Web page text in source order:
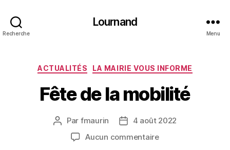
Recherche
Lournand
Menu
Catégories
ACTUALITÉS LA MAIRIE VOUS INFORME
Fête de la mobilité
Auteur
l’article
Par fmaurin
Date4 août 2022
Aucun commentairesur